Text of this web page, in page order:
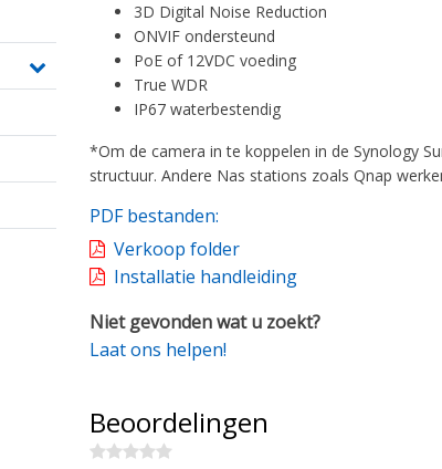
3D Digital Noise Reduction
ONVIF ondersteund
PoE of 12VDC voeding
True WDR
IP67 waterbestendig
*Om de camera in te koppelen in de Synology
structuur. Andere Nas stations zoals Qnap
PDF bestanden:
Verkoop folder
Installatie handleiding
Niet gevonden wat u zoekt?
Laat ons helpen!
Beoordelingen